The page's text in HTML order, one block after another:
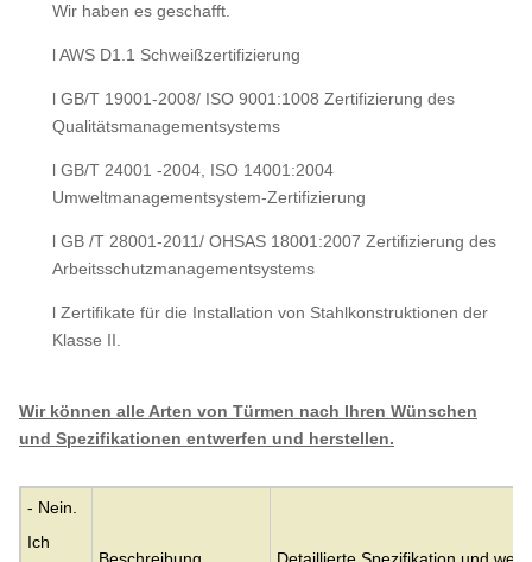
Wir haben es geschafft.
l AWS D1.1 Schweißzertifizierung
l GB/T 19001-2008/ ISO 9001:1008 Zertifizierung des
Qualitätsmanagementsystems
l GB/T 24001 -2004, ISO 14001:2004
Umweltmanagementsystem-Zertifizierung
l GB /T 28001-2011/ OHSAS 18001:2007 Zertifizierung des
Arbeitsschutzmanagementsystems
l Zertifikate für die Installation von Stahlkonstruktionen der
Klasse II.
Wir können alle Arten von Türmen nach Ihren Wünschen
und Spezifikationen entwerfen und herstellen.
- Nein.
Ich